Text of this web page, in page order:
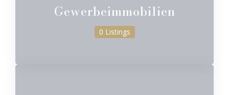
Gewerbeimmobilien
0 Listings